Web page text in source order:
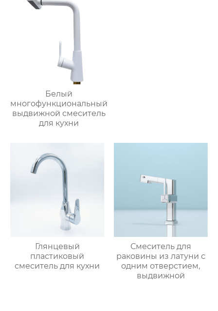
Белый
многофункциональный
выдвижной смеситель
для кухни
Глянцевый
пластиковый
смеситель для кухни
Смеситель для
раковины из латуни с
одним отверстием,
выдвижной